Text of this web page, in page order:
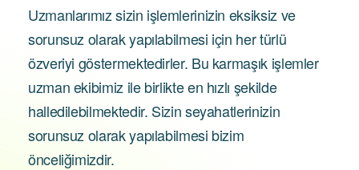
Uzmanlarımız sizin işlemlerinizin eksiksiz ve
sorunsuz olarak yapılabilmesi için her türlü
özveriyi göstermektedirler. Bu karmaşık işlemler
uzman ekibimiz ile birlikte en hızlı şekilde
halledilebilmektedir. Sizin seyahatlerinizin
sorunsuz olarak yapılabilmesi bizim
önceliğimizdir.